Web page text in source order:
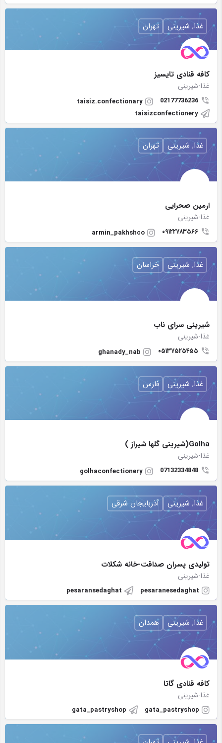
کافه قنادی تایسیز
غذا-شیرینی
02177736236
taisiz.confectionary
taisizconfectionery
غذا, شیرینی تهران
ارمین صحرایی
غذا-شیرینی
۰۹۱۲۲۷۸۳۵۶۶ armin_pakhshco
غذا, شیرینی تهران
شیرینی سرای ناب
غذا-شیرینی
۰۵۱۳۷۵۲۵۴۵۵ ghanady_nab
غذا, شیرینی خراسان
Golha(شیرینی گلها شیراز )
غذا-شیرینی
07132334848
golhaconfectionery
غذا, شیرینی فارس
تولیدی پسران صداقت-خانه شکلات
غذا-شیرینی
pesaranesedaghat
pesaransedaghat
غذا, شیرینی آذربایجان شرقی
کافه قنادی گاتا
غذا-شیرینی
gata_pastryshop
gata_pastryshop
غذا, شیرینی همدان